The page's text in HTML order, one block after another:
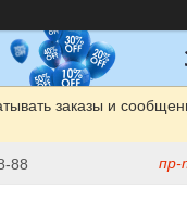
заказы и
88 пр-